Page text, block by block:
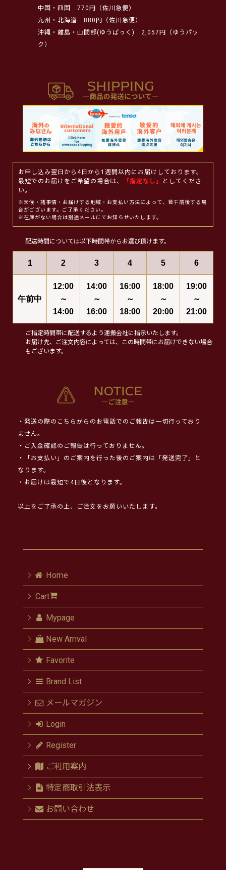
中国・四国
770円（佐川急便）
九州・北海道
880円（佐川急便）
沖縄・離島・山間部(ゆうぱっく)
2,057円（ゆうパッ
ク）
お申し込み翌日から4日から1週間以内にお届けしております。
最短でのお届けをご希望の場合は、
「指定なし」
としてくださ
い。
※天候・諸事情・お届けする地域・お支払い方法によって、若干前後する場
合がございます。ご了承ください。
※在庫がない場合は別途メールにてお知らせいたします。
配送時間については以下時間帯からお選び頂けます。
1 2 3 4 5 6
午前中
12:00
～
14:00
14:00
～
16:00
16:00
～
18:00
18:00
～
20:00
19:00
～
21:00
ご指定時間帯に配送するよう運搬会社に指示いたします。
お届け先、ご注文内容によっては、この時間帯にお届けできない場合
もございます。
・発送の際のこちらからのお電話でのご報告は一切行っており
ません。
・ご入金確認のご報告は行っておりません。
・「お支払い」のご案内を行った後のご案内は「発送完了」と
なります。
・お届けは最短で4日後となります。
以上をご了承の上、ご注文をお願いいたします。
Home
Cart
Mypage
New Arrival
Favorite
Brand List
メールマガジン
Login
Register
ご利用案内
特定商取引法表示
お問い合わせ